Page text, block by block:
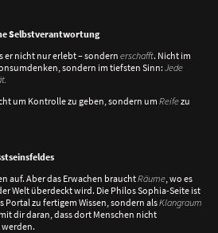
Selbstverantwortung
er nicht nur erlebt – sondern erschafft. Nicht im
sondern im tiefsten Sinn: Jede
um Kontrolle zu geben, sondern um Reifezu
auf. Aber das Erwachen brauchtRäume , wo es
Welt überdeckt wird. Die Philos Sophia-Seite ist
Portal zu fertigem Wissen, sondern alsKlangraum
dir daran, dass dort Menschen nicht
werden.